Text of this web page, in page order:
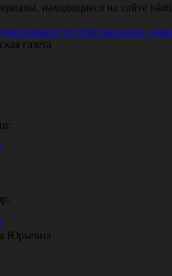
находящиеся на сайте
персональных
газета
Юрьевна